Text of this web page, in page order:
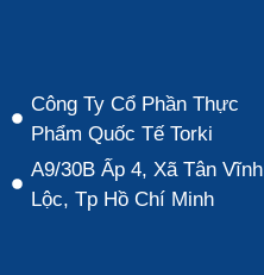
Công Ty Cổ Phần Thực
Phẩm Quốc Tế Torki
A9/30B Ấp 4, Xã Tân Vĩnh
Lộc, Tp Hồ Chí Minh